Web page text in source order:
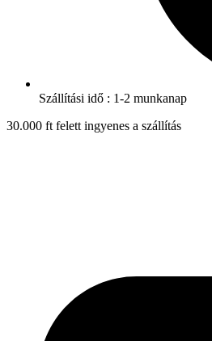
Szállítási idő : 1-2 munkanap
30.000 ft felett ingyenes a szállítás